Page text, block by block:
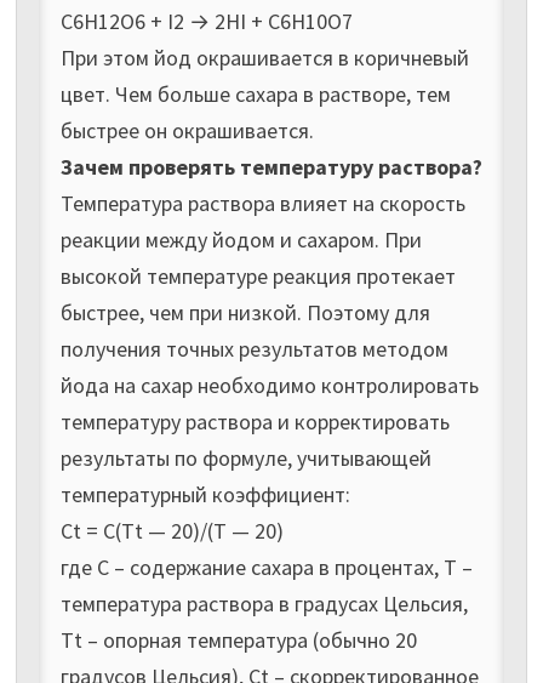
C6H12O6 + I2 → 2HI + C6H10O7
При этом йод окрашивается в коричневый
цвет. Чем больше сахара в растворе, тем
быстрее он окрашивается.
Зачем проверять температуру раствора?
Температура раствора влияет на скорость
реакции между йодом и сахаром. При
высокой температуре реакция протекает
быстрее, чем при низкой. Поэтому для
получения точных результатов методом
йода на сахар необходимо контролировать
температуру раствора и корректировать
результаты по формуле, учитывающей
температурный коэффициент:
Ct = C(Tt — 20)/(T — 20)
где С – содержание сахара в процентах, T –
температура раствора в градусах Цельсия,
Tt – опорная температура (обычно 20
градусов Цельсия), Сt – скорректированное